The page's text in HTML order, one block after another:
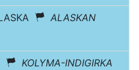
ALASKAN
KOLYMA-INDIGIRKA